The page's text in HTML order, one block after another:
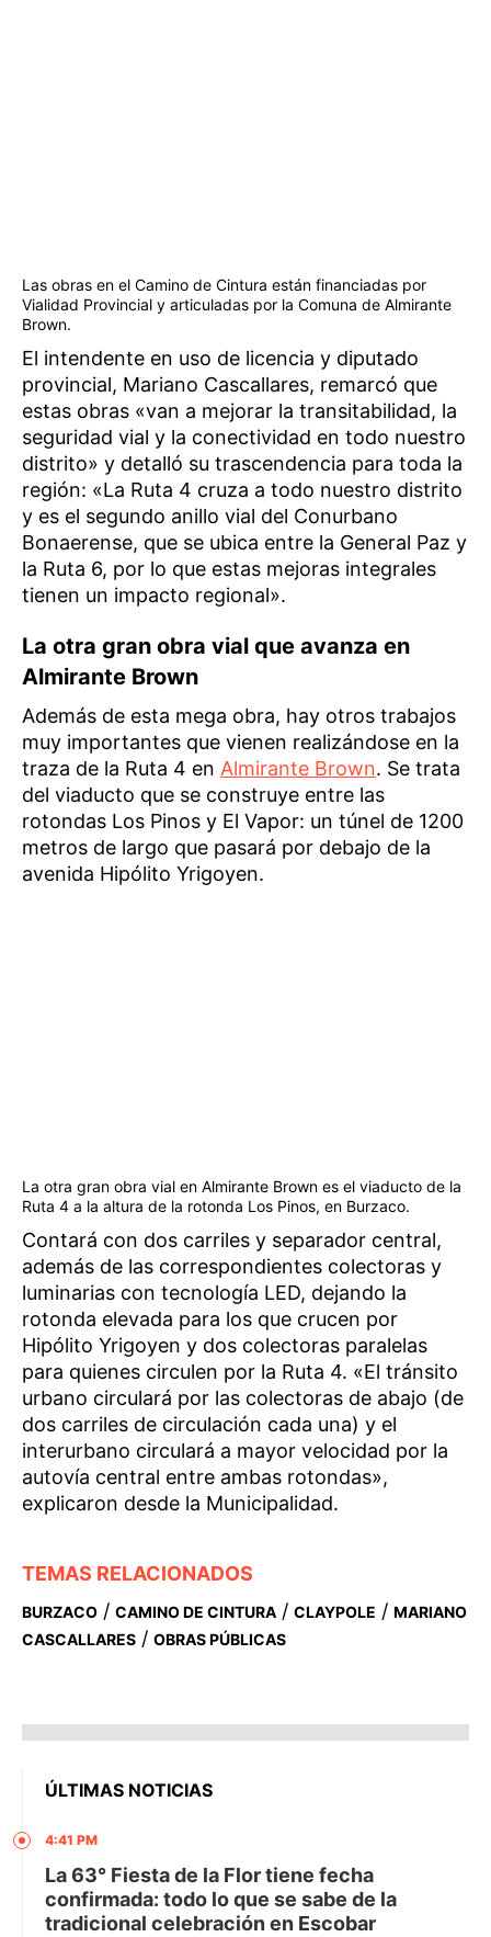
Las obras en el Camino de Cintura están financiadas por
Vialidad Provincial y articuladas por la Comuna de Almirante
Brown.
El intendente en uso de licencia y diputado
provincial, Mariano Cascallares, remarcó que
estas obras «van a mejorar la transitabilidad, la
seguridad vial y la conectividad en todo nuestro
distrito» y detalló su trascendencia para toda la
región: «La Ruta 4 cruza a todo nuestro distrito
y es el segundo anillo vial del Conurbano
Bonaerense, que se ubica entre la General Paz y
la Ruta 6, por lo que estas mejoras integrales
tienen un impacto regional».
La otra gran obra vial que avanza en
Almirante Brown
Además de esta mega obra, hay otros trabajos
muy importantes que vienen realizándose en la
traza de la Ruta 4 en Almirante Brown. Se trata
del viaducto que se construye entre las
rotondas Los Pinos y El Vapor: un túnel de 1200
metros de largo que pasará por debajo de la
avenida Hipólito Yrigoyen.
La otra gran obra vial en Almirante Brown es el viaducto de la
Ruta 4 a la altura de la rotonda Los Pinos, en Burzaco.
Contará con dos carriles y separador central,
además de las correspondientes colectoras y
luminarias con tecnología LED, dejando la
rotonda elevada para los que crucen por
Hipólito Yrigoyen y dos colectoras paralelas
para quienes circulen por la Ruta 4. «El tránsito
urbano circulará por las colectoras de abajo (de
dos carriles de circulación cada una) y el
interurbano circulará a mayor velocidad por la
autovía central entre ambas rotondas»,
explicaron desde la Municipalidad.
TEMAS RELACIONADOS
BURZACO / CAMINO DE CINTURA / CLAYPOLE / MARIANO
CASCALLARES / OBRAS PÚBLICAS
ÚLTIMAS NOTICIAS
4:41 PM
La 63° Fiesta de la Flor tiene fecha
confirmada: todo lo que se sabe de la
tradicional celebración en Escobar